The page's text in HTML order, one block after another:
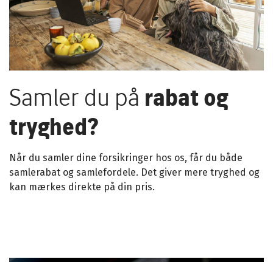
Samler du på rabat og
tryghed?
Når du samler dine forsikringer hos os, får du både
samlerabat og samlefordele. Det giver mere tryghed og
kan mærkes direkte på din pris.